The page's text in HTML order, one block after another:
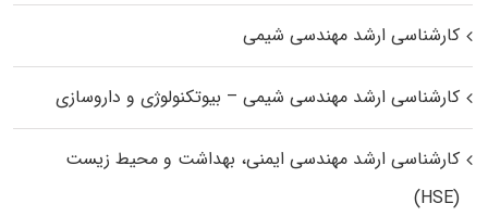
کارشناسی ارشد مهندسی شیمی
کارشناسی ارشد مهندسی شیمی – بیوتکنولوژی و داروسازی
کارشناسی ارشد مهندسی ایمنی، بهداشت و محیط زیست
(HSE)